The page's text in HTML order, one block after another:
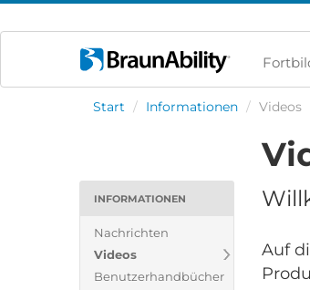
Start / Informationen / Videos
INFORMATIONEN
Nachrichten
Videos
Benutzerhandbücher
Auf